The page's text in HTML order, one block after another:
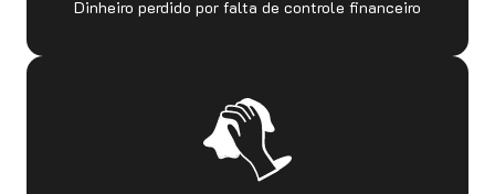
Dinheiro perdido por falta de controle financeiro